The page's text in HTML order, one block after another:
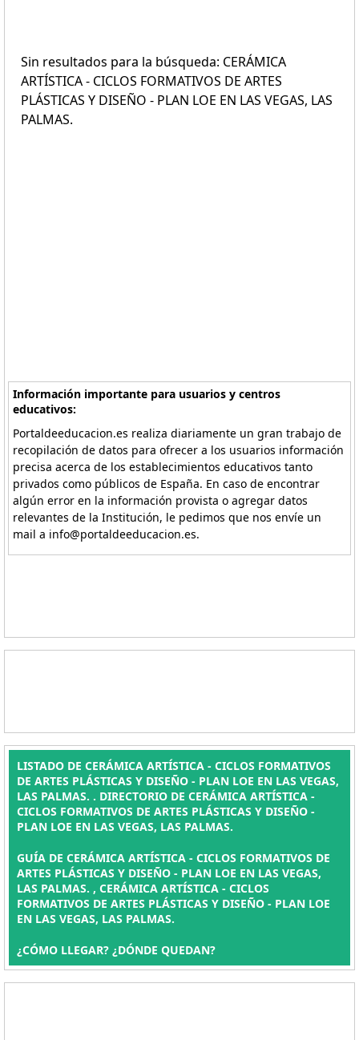
Sin resultados para la búsqueda: CERÁMICA
ARTÍSTICA - CICLOS FORMATIVOS DE ARTES
PLÁSTICAS Y DISEÑO - PLAN LOE EN LAS VEGAS, LAS
PALMAS.
Información importante para usuarios y centros
educativos:
Portaldeeducacion.es realiza diariamente un gran trabajo de
recopilación de datos para ofrecer a los usuarios información
precisa acerca de los establecimientos educativos tanto
privados como públicos de España. En caso de encontrar
algún error en la información provista o agregar datos
relevantes de la Institución, le pedimos que nos envíe un
mail a info@portaldeeducacion.es.
LISTADO DE CERÁMICA ARTÍSTICA - CICLOS FORMATIVOS
DE ARTES PLÁSTICAS Y DISEÑO - PLAN LOE EN LAS VEGAS,
LAS PALMAS. . DIRECTORIO DE CERÁMICA ARTÍSTICA -
CICLOS FORMATIVOS DE ARTES PLÁSTICAS Y DISEÑO -
PLAN LOE EN LAS VEGAS, LAS PALMAS.
GUÍA DE CERÁMICA ARTÍSTICA - CICLOS FORMATIVOS DE
ARTES PLÁSTICAS Y DISEÑO - PLAN LOE EN LAS VEGAS,
LAS PALMAS. , CERÁMICA ARTÍSTICA - CICLOS
FORMATIVOS DE ARTES PLÁSTICAS Y DISEÑO - PLAN LOE
EN LAS VEGAS, LAS PALMAS.
¿CÓMO LLEGAR? ¿DÓNDE QUEDAN?